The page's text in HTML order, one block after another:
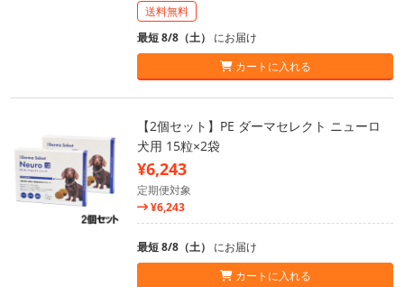
送料無料
最短 8/8（土） にお届け
カートに入れる
【2個セット】PE ダーマセレクト ニューロ
犬用 15粒×2袋
¥6,243
定期便対象
¥6,243
最短 8/8（土） にお届け
カートに入れる